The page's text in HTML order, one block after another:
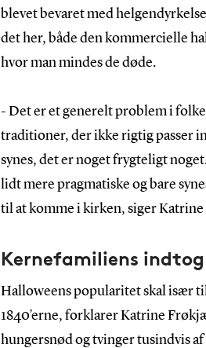
blevet bevaret med
det her, både den kommercielle
hvor man mindes de døde.
- Det er et generelt problem i
traditioner, der ikke rigtig passer
synes, det er noget frygteligt
lidt mere pragmatiske og bare
til at komme i kirken, siger
Kernefamiliens indtog
Halloweens popularitet skal især
1840’erne, forklarer Katrine
hungersnød og tvinger tusindvis